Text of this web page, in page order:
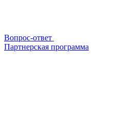
Вопрос-ответ
Партнерская программа